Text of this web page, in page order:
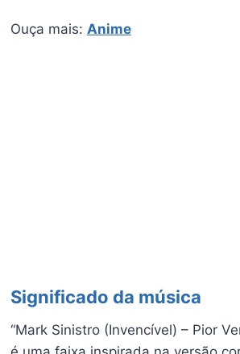
Ouça mais: Anime
Significado da música
“Mark Sinistro (Invencível) – Pior